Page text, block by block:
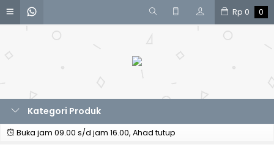
Rp 0 0
Kategori Produk
Buka jam 09.00 s/d jam 16.00, Ahad tutup